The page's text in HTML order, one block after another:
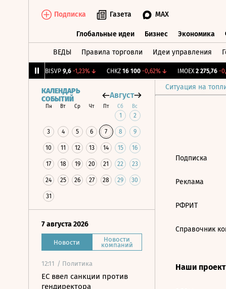
Подписка Газета MAX
Глобальные идеи Бизнес Экономика
ВЕДЫ Правила торговли Идеи управления
BISVP 9,6 -1,23%↓ CHKZ 16 100 -0,62%↓ IMOEX 2 275,76 -
Ситуация на
КАЛЕНДАРЬ
СОБЫТИЙ
Август
Пн Вт Ср Чт Пт Сб Вс
1 2
3 4 5 6 7 8 9
10 11 12 13 14 15 16
17 18 19 20 21 22 23
24 25 26 27 28 29 30
31
7 августа 2026
Новости Новости
компаний
12:11 / Политика
ЕС ввел санкции против
гендиректора
Подписка
Реклама
РФРИТ
Справочник
Наши